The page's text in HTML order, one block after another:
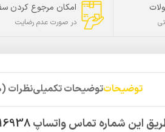
امکان مرجوع کردن
در صورت عدم رضایت
توضیحاتتوضیحات تکمیلینظرات (0)
این شماره تماس واتساپ